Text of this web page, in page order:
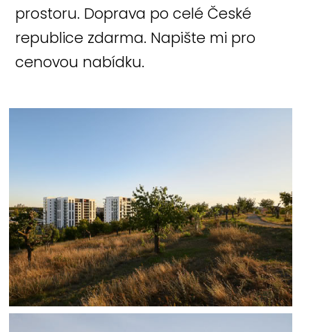
prostoru. Doprava po celé České
republice zdarma. Napište mi pro
cenovou nabídku.